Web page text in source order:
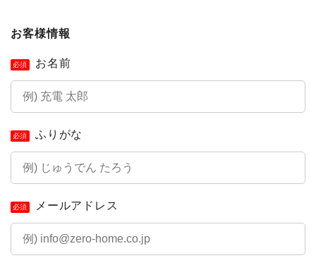
お客様情報
必須 お名前
必須 ふりがな
必須 メールアドレス